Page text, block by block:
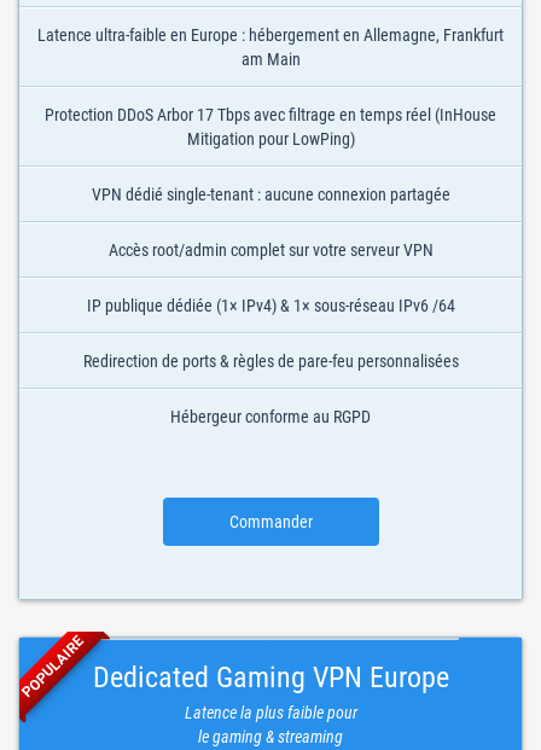
Latence ultra-faible en Europe : hébergement en Allemagne, Frankfurt
am Main
Protection DDoS Arbor 17 Tbps avec filtrage en temps réel (InHouse
Mitigation pour LowPing)
VPN dédié single-tenant : aucune connexion partagée
Accès root/admin complet sur votre serveur VPN
IP publique dédiée (1× IPv4) & 1× sous-réseau IPv6 /64
Redirection de ports & règles de pare-feu personnalisées
Hébergeur conforme au RGPD
Commander
Dedicated Gaming VPN Europe
Latence la plus faible pour
le gaming & streaming
POPULAIRE